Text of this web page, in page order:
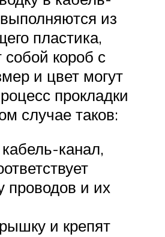
из
пластика,
короб с
и цвет могут
прокладки
случае таков:
канал,
проводов и их
и крепят